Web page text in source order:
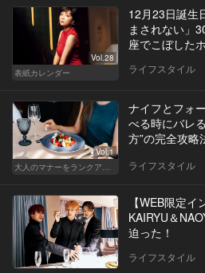
Vol.28
表紙カレンダー
12月23日誕生
まされない」
座でこぼした
ライフスタイル
Vol.1
大人のマナーをランクアップせよ
ナイフとフォ
べる時にバレ
方”の完全攻略
ライフスタイル
【WEB限定
KAIRYU＆
迫った！
ライフスタイル